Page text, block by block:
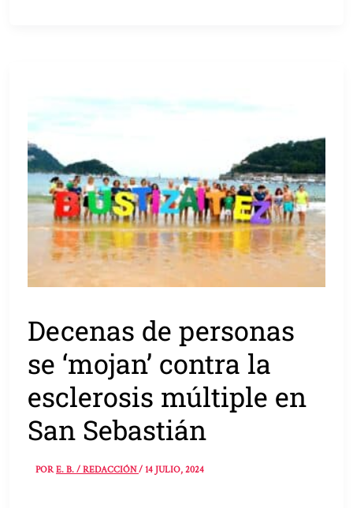
Decenas de personas
se ‘mojan’ contra la
esclerosis múltiple en
San Sebastián
PORE. B. / REDACCIÓN/14 JULIO, 2024